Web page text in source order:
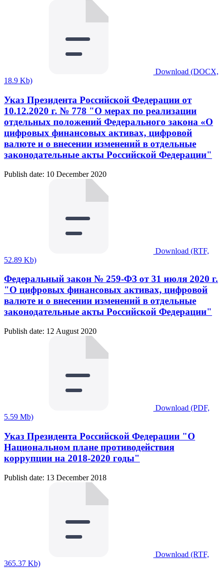
Download (DOCX,
18.9 Kb)
Указ Президента Российской Федерации от
10.12.2020 г. № 778 "О мерах по реализации
отдельных положений Федерального закона «О
цифровых финансовых активах, цифровой
валюте и о внесении изменений в отдельные
законодательные акты Российской Федерации"
Publish date: 10 December 2020
Download (RTF,
52.89 Kb)
Федеральный закон № 259-ФЗ от 31 июля 2020 г.
"О цифровых финансовых активах, цифровой
валюте и о внесении изменений в отдельные
законодательные акты Российской Федерации"
Publish date: 12 August 2020
Download (PDF,
5.59 Mb)
Указ Президента Российской Федерации "О
Национальном плане противодействия
коррупции на 2018-2020 годы"
Publish date: 13 December 2018
Download (RTF,
365.37 Kb)